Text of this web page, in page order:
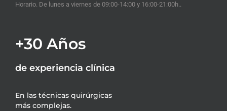
Horario. De lunes a viernes de 09:00-14:00 y 16:00-21:00h..
+30 Años
de experiencia clínica
En las técnicas quirúrgicas
más complejas.